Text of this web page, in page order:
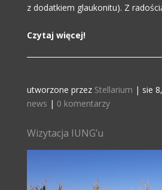
z dodatkiem glaukonitu). Z
Czytaj więcej!
utworzone przez Stellarium | sie
news | 0 komentarzy
Wizytacja IUNG’u